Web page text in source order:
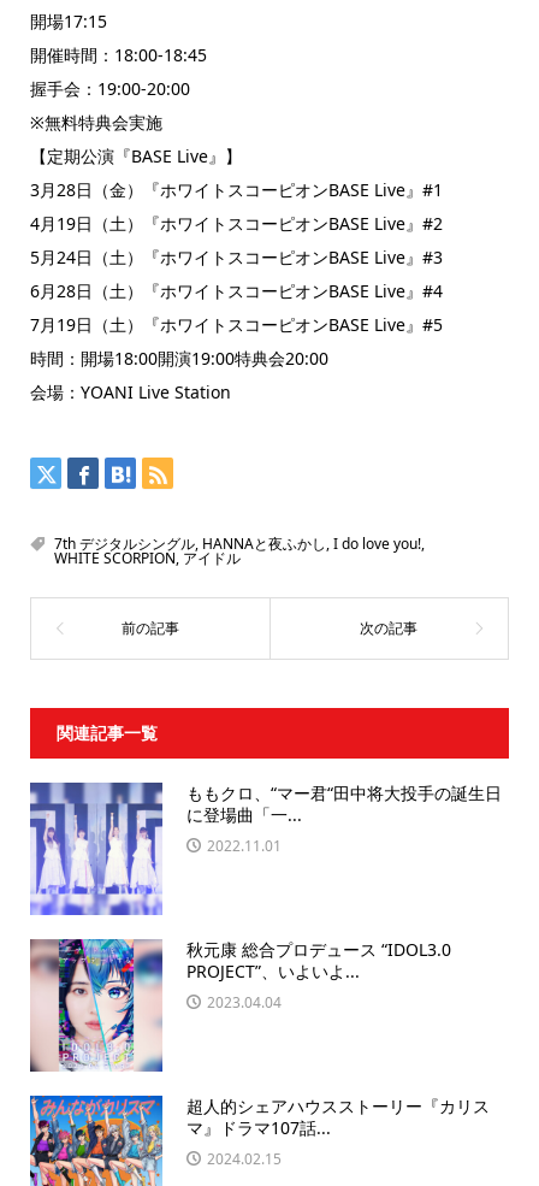
開場17:15
開催時間：18:00-18:45
握手会：19:00-20:00
※無料特典会実施
【定期公演『BASE Live』】
3月28日（金）『ホワイトスコーピオンBASE Live』#1
4月19日（土）『ホワイトスコーピオンBASE Live』#2
5月24日（土）『ホワイトスコーピオンBASE Live』#3
6月28日（土）『ホワイトスコーピオンBASE Live』#4
7月19日（土）『ホワイトスコーピオンBASE Live』#5
時間：開場18:00開演19:00特典会20:00
会場：YOANI Live Station
7th デジタルシングル, HANNAと夜ふかし,I do love you!,
WHITE SCORPION, アイドル
関連記事一覧
ももクロ、“マー君“田中将大投手の誕生日
に登場曲「一...
2022.11.01
秋元康 総合プロデュース “IDOL3.0
PROJECT”、いよいよ...
2023.04.04
超人的シェアハウスストーリー『カリス
マ』ドラマ107話...
2024.02.15